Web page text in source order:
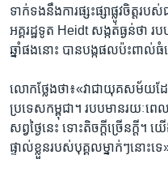
ទាក់ទង​នឹង​ការផ្សះផ្សា​ផ្លូវចិត្ត​
អគ្គ​រដ្ឋទូត​ Heidt​ សង្កត់​ធ្ងន់​ថា
ឆ្នាំ​ផង​នោះ ​បាន​បង្ក​ផល​ប៉ះពា
លោក​ថ្លែង​ថា៖​«វា​ជា​យុគសម័យ​ដែ
ប្រទេស​កម្ពុជា។ ​របប​មាន​រយៈ​ពេ
សព្វ​ថ្ងៃ​នេះ​ ទោះ​តិច​ក្ដី​ច្រើន​ក្ដី។
ផ្ទាល់​ខ្លួន​របស់​បុគ្គល​ម្នាក់ៗ​នោះ​ទេ